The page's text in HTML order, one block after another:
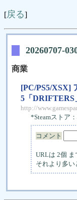
[戻る]
20260707-
商業
[PC/PS5/XSX]
5「DRIFTERS
http://
*Steamストア：
コメント
URLは 2個
それより多い